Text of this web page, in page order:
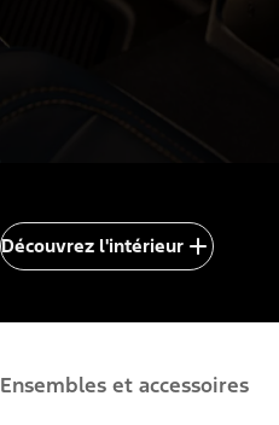
Découvrez l'intérieur
Ensembles et accessoires